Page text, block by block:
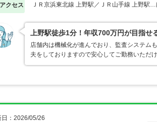
アクセス ＪＲ京浜東北線 上野駅／ＪＲ山手線 上野駅
上野駅徒歩1分！年収700万円が目指せ
店舗内は機械化が進んでおり、監査システム
夫をしておりますので安心してご勤務いただ
日：2026/05/26